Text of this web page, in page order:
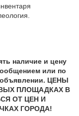
наличие и цену
или по
объявлении. ЦЕНЫ
ПЛОЩАДКАХ В
ОТ ЦЕН И
ГОРОДА!